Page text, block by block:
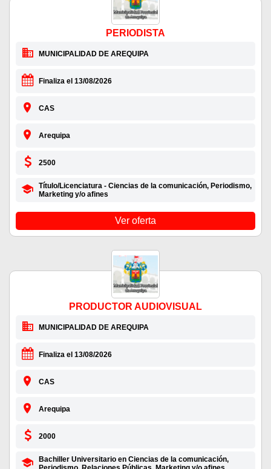
PERIODISTA
MUNICIPALIDAD DE AREQUIPA
Finaliza el 13/08/2026
CAS
Arequipa
2500
Título/Licenciatura - Ciencias de la comunicación, Periodismo,
Marketing y/o afines
Ver oferta
PRODUCTOR AUDIOVISUAL
MUNICIPALIDAD DE AREQUIPA
Finaliza el 13/08/2026
CAS
Arequipa
2000
Bachiller Universitario en Ciencias de la comunicación,